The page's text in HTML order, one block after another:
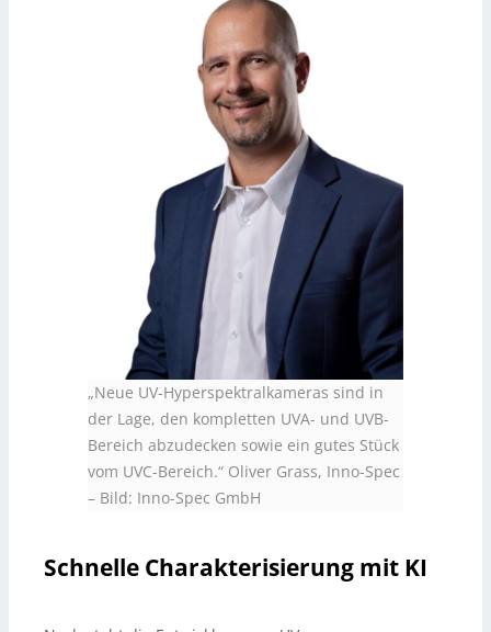
„Neue UV-Hyperspektralkameras sind in
der Lage, den kompletten UVA- und UVB-
Bereich abzudecken sowie ein gutes Stück
vom UVC-Bereich.“ Oliver Grass, Inno-Spec
– Bild: Inno-Spec GmbH
Schnelle Charakterisierung mit KI